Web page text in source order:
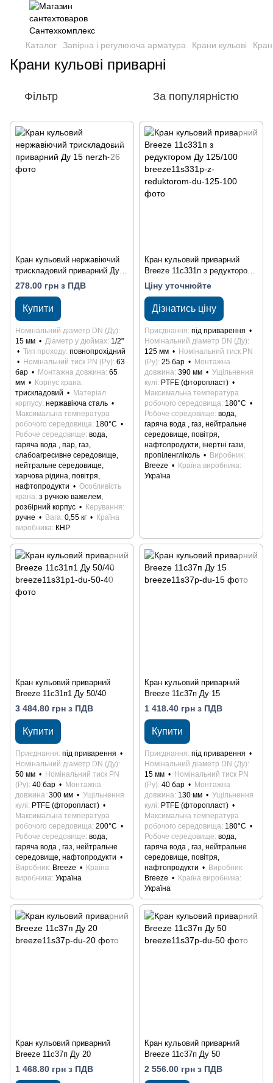
Каталог Запірна і регулююча арматура Крани кульові
Крани кульові приварні
Фільтр За популярністю
Кран кульовий нержавіючий
трискладовий приварний Ду
15
278.00 грн з ПДВ
Купити
Номінальний діаметр DN (Ду)
15 мм
Діаметр у дюймах 1/2"
Тип проходу повнопрохідний
Номінальний тиск PN (Ру) 63
бар
Монтажна довжина 65
мм
Корпус крана
трискладовий
Матеріал
корпусу нержавіюча сталь
Максимальна температура
робочого середовища 180°С
Робоче середовище вода,
гаряча вода , пар, газ,
слабоагресивне середовище,
нейтральне середовище,
харчова рідина, повітря,
нафтопродукти
Особливість
крана з ручкою важелем,
розбірний корпус
Керування
ручне
Вага 0,55 кг
Країна
виробника КНР
Кран кульовий приварний
Breeze 11с331п з редуктором
Ду 125/100
Ціну уточнюйте
Дізнатись ціну
Приєднання під приварення
Номінальний діаметр DN (Ду)
125 мм
Номінальний тиск PN
(Ру) 25 бар
Монтажна
довжина 390 мм
Ущільнення
кулі
PTFE (фторопласт)
Максимальна температура
робочого середовища 180°С
Робоче середовище вода,
гаряча вода , газ, нейтральне
середовище, повітря,
нафтопродукти, інертні гази,
пропіленгліколь
Виробник
Breeze
Країна виробника
Україна
Кран кульовий приварний
Breeze 11с31п1 Ду 50/40
3 484.80 грн з ПДВ
Купити
Приєднання під приварення
Номінальний діаметр DN (Ду)
50 мм
Номінальний тиск PN
(Ру) 40 бар
Монтажна
довжина 300 мм
Ущільнення
кулі
PTFE (фторопласт)
Максимальна температура
робочого середовища 200°С
Робоче середовище вода,
гаряча вода , газ, нейтральне
середовище, нафтопродукти
Виробник Breeze
Країна
виробника Україна
Кран кульовий приварний
Breeze 11с37п Ду 15
1 418.40 грн з ПДВ
Купити
Приєднання під приварення
Номінальний діаметр DN (Ду)
15 мм
Номінальний тиск PN
(Ру) 40 бар
Монтажна
довжина 130 мм
Ущільнення
кулі
PTFE (фторопласт)
Максимальна температура
робочого середовища 180°С
Робоче середовище вода,
гаряча вода , газ, нейтральне
середовище, повітря,
нафтопродукти
Виробник
Breeze
Країна виробника
Україна
Кран кульовий приварний
Breeze 11с37п Ду 20
1 468.80 грн з ПДВ
Кран кульовий приварний
Breeze 11с37п Ду 50
2 556.00 грн з ПДВ